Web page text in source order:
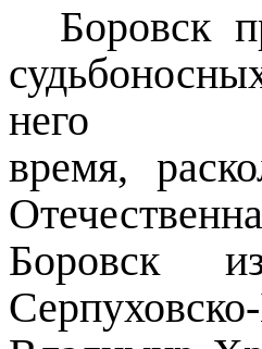
Боровск
него
время,
Боровск